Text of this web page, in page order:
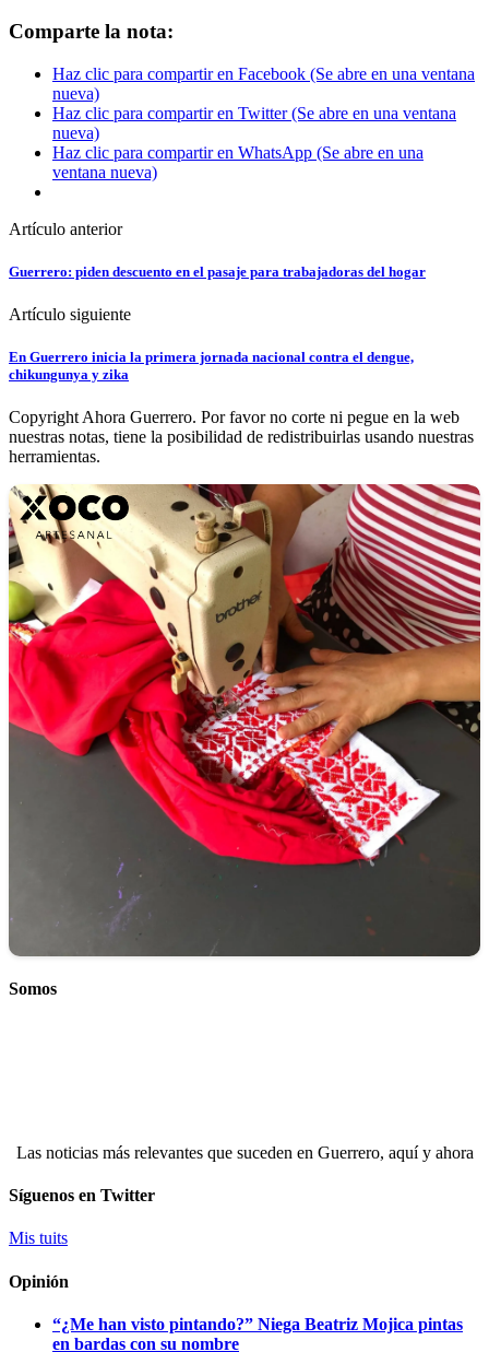
Comparte la nota:
Haz clic para compartir en Facebook (Se abre en una ventana
nueva)
Haz clic para compartir en Twitter (Se abre en una ventana
nueva)
Haz clic para compartir en WhatsApp (Se abre en una
ventana nueva)
Artículo anterior
Guerrero: piden descuento en el pasaje para trabajadoras del hogar
Artículo siguiente
En Guerrero inicia la primera jornada nacional contra el dengue,
chikungunya y zika
Copyright Ahora Guerrero. Por favor no corte ni pegue en la web
nuestras notas, tiene la posibilidad de redistribuirlas usando nuestras
herramientas.
Somos
Las noticias más relevantes que suceden en Guerrero, aquí y ahora
Síguenos en Twitter
Mis tuits
Opinión
“¿Me han visto pintando?” Niega Beatriz Mojica pintas
en bardas con su nombre